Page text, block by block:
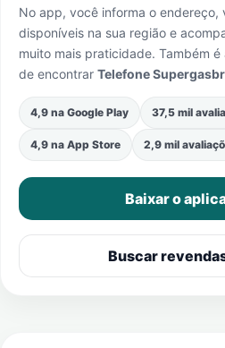
No app, você informa o endereço,
disponíveis na sua região e
muito mais praticidade. Também é
de encontrar Telefone
4,9 na Google Play 37,5 mil
4,9 na App Store 2,9 mil
Baixar o
Buscar